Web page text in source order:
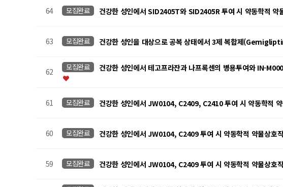
64 모집완료 건강한 성인에서 SID2405T와 SID2405R 투여 시 약동학적
63 모집완료 건강한 성인을 대상으로 공복 상태에서 3제 복합제
62 모집완료 건강한 성인에서 테고프라잔과 나프록센의 병용투여와 IN-
61 모집완료 건강한 성인에서 JW0104, C2409, C2410 투여 시 약동학적
60 모집완료 건강한 성인에서 JW0104, C2409 투여 시 약동학적 약물상호
59 모집완료 건강한 성인에서 JW0104, C2409 투여 시 약동학적 약물상호